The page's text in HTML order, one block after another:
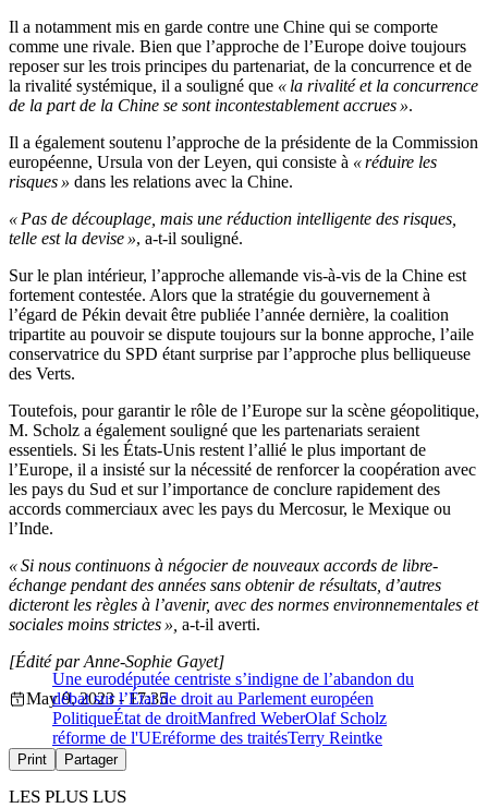
Il a notamment mis en garde contre une Chine qui se comporte
comme une rivale. Bien que l’approche de l’Europe doive toujours
reposer sur les trois principes du partenariat, de la concurrence et de
la rivalité systémique, il a souligné que « la rivalité et la concurrence
de la part de la Chine se sont incontestablement accrues ».
Il a également soutenu l’approche de la présidente de la Commission
européenne, Ursula von der Leyen, qui consiste à « réduire les
risques » dans les relations avec la Chine.
« Pas de découplage, mais une réduction intelligente des risques,
telle est la devise », a-t-il souligné.
Sur le plan intérieur, l’approche allemande vis-à-vis de la Chine est
fortement contestée. Alors que la stratégie du gouvernement à
l’égard de Pékin devait être publiée l’année dernière, la coalition
tripartite au pouvoir se dispute toujours sur la bonne approche, l’aile
conservatrice du SPD étant surprise par l’approche plus belliqueuse
des Verts.
Toutefois, pour garantir le rôle de l’Europe sur la scène géopolitique,
M. Scholz a également souligné que les partenariats seraient
essentiels. Si les États-Unis restent l’allié le plus important de
l’Europe, il a insisté sur la nécessité de renforcer la coopération avec
les pays du Sud et sur l’importance de conclure rapidement des
accords commerciaux avec les pays du Mercosur, le Mexique ou
l’Inde.
« Si nous continuons à négocier de nouveaux accords de libre-
échange pendant des années sans obtenir de résultats, d’autres
dicteront les règles à l’avenir, avec des normes environnementales et
sociales moins strictes », a-t-il averti.
Une eurodéputée centriste s’indigne de l’abandon du
débat sur l’État de droit au Parlement européen
[Édité par Anne-Sophie Gayet]
May 9, 2023 - 17:35
PolitiqueÉtat de droitManfred WeberOlaf Scholz
réforme de l'UEréforme des traitésTerry Reintke
Print Partager
LES PLUS LUS